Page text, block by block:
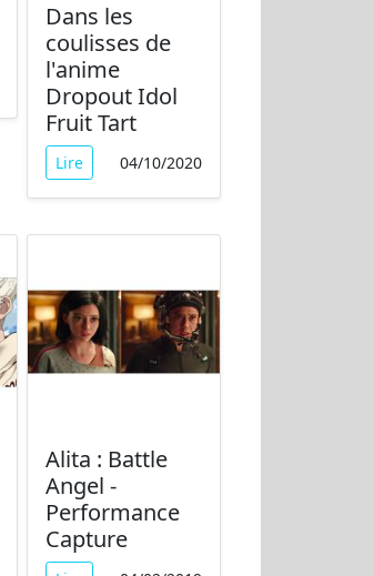
Dans les
coulisses de
l'anime
Dropout Idol
Fruit Tart
Lire 04/10/2020
Alita : Battle
Angel -
Performance
Capture